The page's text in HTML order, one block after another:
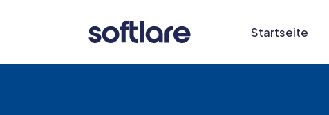
Startseite